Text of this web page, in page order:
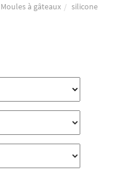
Moules à gâteaux silicone